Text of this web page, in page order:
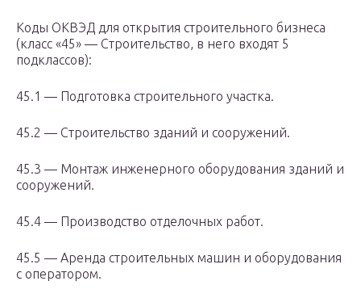
Коды ОКВЭД для открытия строительного бизнеса
(класс «45» — Строительство, в него входят 5
подклассов):
45.1 — Подготовка строительного участка.
45.2 — Строительство зданий и сооружений.
45.3 — Монтаж инженерного оборудования зданий и
сооружений.
45.4 — Производство отделочных работ.
45.5 — Аренда строительных машин и оборудования
с оператором.